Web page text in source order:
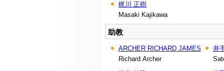
梶川 正樹
Masaki Kajikawa
助教
ARCHER RICHARD JAMES
Richard Archer
井